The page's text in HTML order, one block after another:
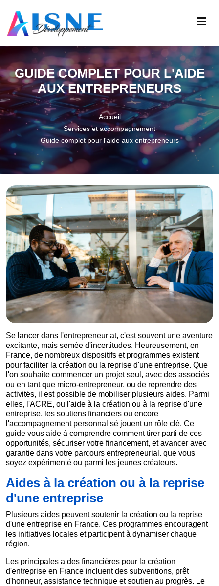
GUIDE COMPLET POUR L'AIDE
AUX ENTREPRENEURS
Accueil
Services et accompagnement
Guide complet pour l'aide aux entrepreneurs
Se lancer dans l'entrepreneuriat, c'est souvent une aventure
excitante, mais semée d'incertitudes. Heureusement, en
France, de nombreux dispositifs et programmes existent
pour faciliter la création ou la reprise d'une entreprise. Que
l'on souhaite commencer un projet seul, avec des associés
ou en tant que micro-entrepreneur, ou de reprendre des
activités, il est possible de mobiliser plusieurs aides. Parmi
elles, l'ACRE, ou l'aide à la création ou à la reprise d'une
entreprise, les soutiens financiers ou encore
l'accompagnement personnalisé jouent un rôle clé. Ce
guide vous aide à comprendre comment tirer parti de ces
opportunités, sécuriser votre financement, et avancer avec
garantie dans votre parcours entrepreneurial, que vous
soyez expérimenté ou parmi les jeunes créateurs.
Aides à la création ou à la reprise
d'une entreprise
Plusieurs aides peuvent soutenir la création ou la reprise
d'une entreprise en France. Ces programmes encouragent
les initiatives locales et participent à dynamiser chaque
région.
Les principales aides financières pour la création
d'entreprise en France incluent des subventions, prêt
d'honneur, assistance technique et soutien au progrès. Le